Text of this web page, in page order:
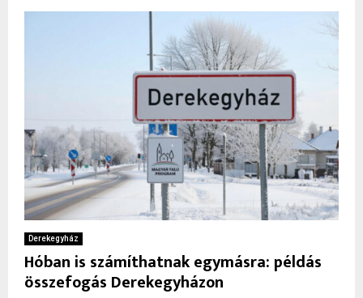
Derekegyház
Hóban is számíthatnak egymásra: példás
összefogás Derekegyházon